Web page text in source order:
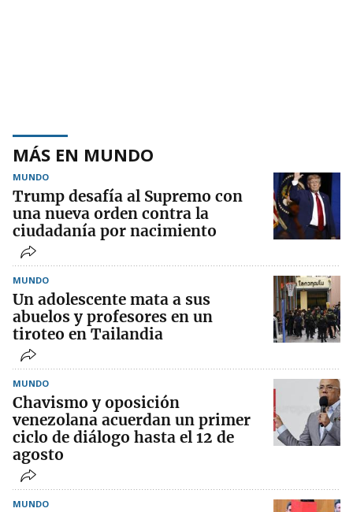
MÁS EN MUNDO
MUNDO
Trump desafía al Supremo con
una nueva orden contra la
ciudadanía por nacimiento
MUNDO
Un adolescente mata a sus
abuelos y profesores en un
tiroteo en Tailandia
MUNDO
Chavismo y oposición
venezolana acuerdan un primer
ciclo de diálogo hasta el 12 de
agosto
MUNDO